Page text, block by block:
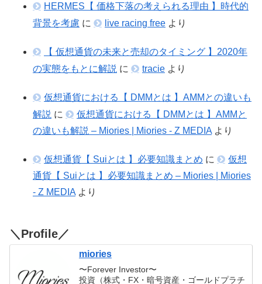
HERMES【 価格下落の考えられる理由 】時代的
背景を考慮 に live racing free より
【 仮想通貨の未来と売却のタイミング 】2020年
の実態をもとに解説 に tracie より
仮想通貨における【 DMMとは 】AMMとの違いも
解説 に
仮想通貨における【 DMMとは 】AMMと
の違いも解説 – Miories | Miories - Z MEDIA より
仮想通貨【 Suiとは 】必要知識まとめ に
仮想
通貨【 Suiとは 】必要知識まとめ – Miories | Miories
- Z MEDIA より
＼Profile／
miories
〜Forever Investor〜
投資（株式・FX・暗号資産・ゴールドプラチ